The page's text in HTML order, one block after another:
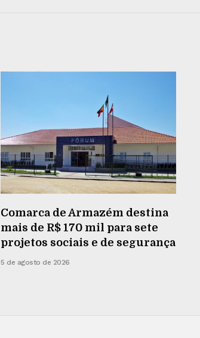
Comarca de Armazém destina
mais de R$ 170 mil para sete
projetos sociais e de segurança
5 de agosto de 2026